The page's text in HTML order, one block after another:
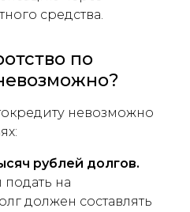
средства.
по
невозможно
рублей долгов.
подать на
должен составлять